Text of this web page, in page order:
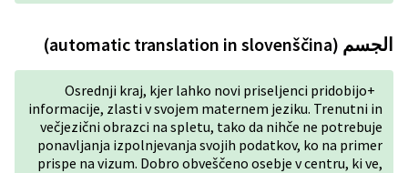
Osrednji kraj, kjer
informacije, zlasti v svojem
večjezični obrazci na
ponavljanja izpolnjevanja
prispe na vizum. Dobro